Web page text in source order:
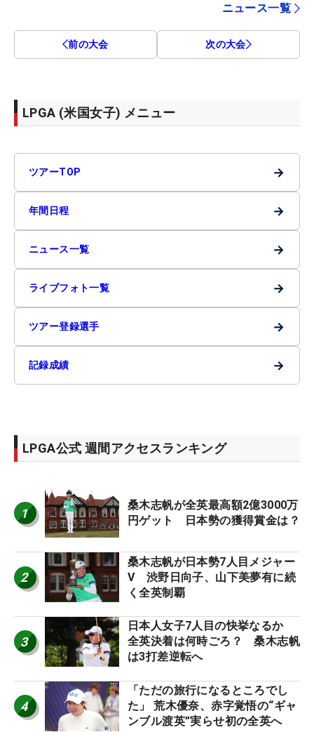
ニュース一覧
前の大会 次の大会
LPGA (米国女子) メニュー
ツアーTOP →
年間日程 →
ニュース一覧 →
ライブフォト一覧 →
ツアー登録選手 →
記録成績 →
LPGA公式 週間アクセスランキング
1
桑木志帆が全英最高額2億3000万
円ゲット 日本勢の獲得賞金は？
2
桑木志帆が日本勢7人目メジャー
V 渋野日向子、山下美夢有に続
く全英制覇
3
日本人女子7人目の快挙なるか
全英決着は何時ごろ？ 桑木志帆
は3打差逆転へ
4
「ただの旅行になるところでし
た」 荒木優奈、赤字覚悟の“ギャ
ンブル渡英”実らせ初の全英へ